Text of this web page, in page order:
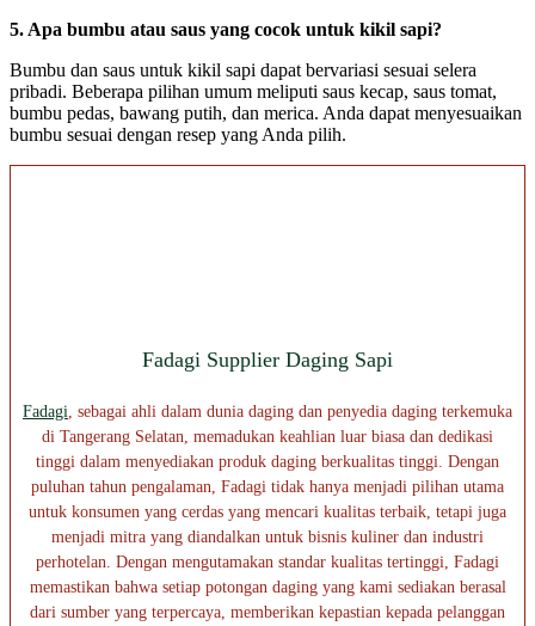
5. Apa bumbu atau saus yang cocok untuk kikil sapi?
Bumbu dan saus untuk kikil sapi dapat bervariasi sesuai selera
pribadi. Beberapa pilihan umum meliputi saus kecap, saus tomat,
bumbu pedas, bawang putih, dan merica. Anda dapat menyesuaikan
bumbu sesuai dengan resep yang Anda pilih.
Fadagi Supplier Daging Sapi
Fadagi , sebagai ahli dalam dunia daging dan penyedia daging terkemuka
di Tangerang Selatan, memadukan keahlian luar biasa dan dedikasi
tinggi dalam menyediakan produk daging berkualitas tinggi. Dengan
puluhan tahun pengalaman, Fadagi tidak hanya menjadi pilihan utama
untuk konsumen yang cerdas yang mencari kualitas terbaik, tetapi juga
menjadi mitra yang diandalkan untuk bisnis kuliner dan industri
perhotelan. Dengan mengutamakan standar kualitas tertinggi, Fadagi
memastikan bahwa setiap potongan daging yang kami sediakan berasal
dari sumber yang terpercaya, memberikan kepastian kepada pelanggan